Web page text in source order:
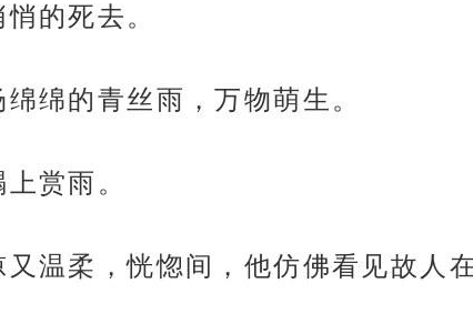
的死去。
绵的青丝雨，万物萌生。
赏雨。
温柔，恍惚间，他仿佛看见故人